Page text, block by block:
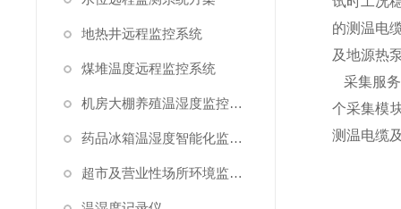
地热井远程监控系统
煤堆温度远程监控系统
机房大棚养殖温湿度监控系统
药品冰箱温湿度智能化监控系统方案
超市及营业性场所环境监测系统
的测温电
及地源热
采集服
个采集模
测温电缆